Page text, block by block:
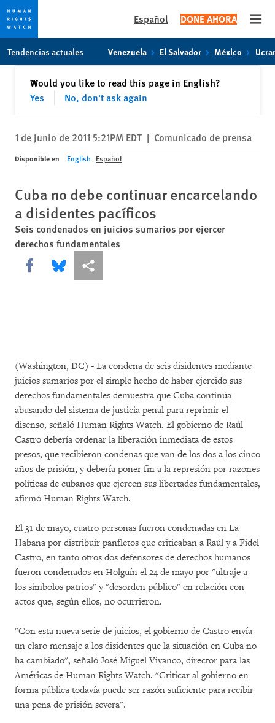
content
Español DONE AHORA
Tendencias actuales Venezuela El Salvador México
Would you like to read this page in English?
Yes
No, don't ask again
✕Cerrar
1 de junio de 2011 5:21PM EDT | Comunicado de prensa
Disponible en English Español
Cuba no debe continuar encarcelando
a disidentes pacíficos
Seis condenados en juicios sumarios por ejercer
derechos fundamentales
Share this via Facebook
Share this via Bluesky
Share this via Compartir
(Washington, DC) - La condena de seis disidentes mediante
juicios sumarios por el simple hecho de haber ejercido sus
derechos fundamentales demuestra que Cuba continúa
abusando del sistema de justicia penal para reprimir el
disenso, señaló Human Rights Watch. El gobierno de Raúl
Castro debería ordenar la liberación inmediata de estos
presos, que recibieron condenas que van de los dos a los cinco
años de prisión, y debería poner fin a la represión por razones
políticas de cubanos que ejercen sus libertades fundamentales,
afirmó Human Rights Watch.
El 31 de mayo, cuatro personas fueron condenadas en La
Habana por distribuir panfletos que criticaban a Raúl y a Fidel
Castro, en tanto otros dos defensores de derechos humanos
fueron condenados en Holguín el 24 de mayo por "ultraje a
los símbolos patrios" y "desorden público" en relación con
actos que, según ellos, no ocurrieron.
"Con esta nueva serie de juicios, el gobierno de Castro envía
un claro mensaje a los disidentes que la situación en Cuba no
ha cambiado", señaló José Miguel Vivanco, director para las
Américas de Human Rights Watch. "Criticar al gobierno en
forma pública todavía puede ser razón suficiente para recibir
una pena de prisión severa".